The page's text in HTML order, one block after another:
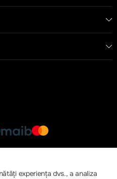
ECOM
experiența dvs., a analiza